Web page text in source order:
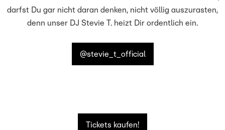
darfst Du gar nicht daran denken, nicht völlig auszurasten,
denn unser DJ Stevie T. heizt Dir ordentlich ein.
@stevie_t_official
Tickets kaufen!